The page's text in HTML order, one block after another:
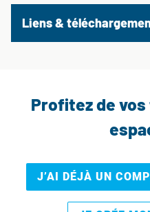
Liens &
Profitez de
J’AI DÉJÀ UN